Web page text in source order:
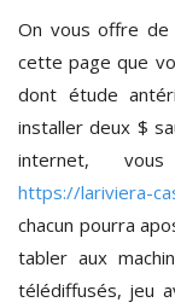
On vous offre de
cette page que
dont étude
installer deux $
internet,
https://lariviera-
chacun pourra
tabler aux
télédiffusés, jeu